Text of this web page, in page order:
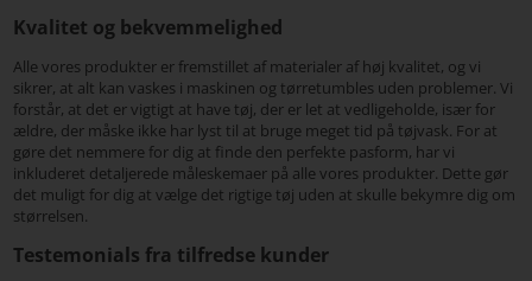
Kvalitet og bekvemmelighed
Alle vores produkter er fremstillet af materialer af høj kvalitet, og vi
sikrer, at alt kan vaskes i maskinen og tørretumbles uden problemer. Vi
forstår, at det er vigtigt at have tøj, der er let at vedligeholde, især for
ældre, der måske ikke har lyst til at bruge meget tid på tøjvask. For at
gøre det nemmere for dig at finde den perfekte pasform, har vi
inkluderet detaljerede måleskemaer på alle vores produkter. Dette gør
det muligt for dig at vælge det rigtige tøj uden at skulle bekymre dig om
størrelsen.
Testemonials fra tilfredse kunder